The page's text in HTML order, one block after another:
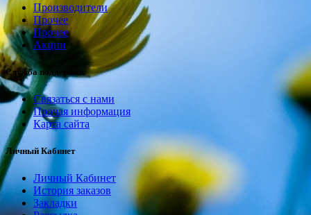
Производители
Прочее
Прочее
Акции
Служба поддержки
Связаться с нами
Прочая информация
Карта сайта
Личный Кабинет
Личный Кабинет
История заказов
Закладки